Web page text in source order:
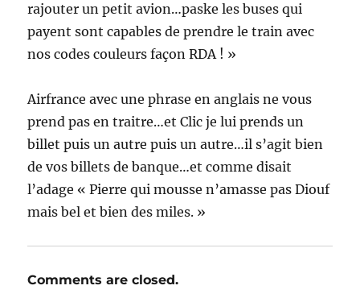
rajouter un petit avion…paske les buses qui
payent sont capables de prendre le train avec
nos codes couleurs façon RDA ! »
Airfrance avec une phrase en anglais ne vous
prend pas en traitre…et Clic je lui prends un
billet puis un autre puis un autre…il s’agit bien
de vos billets de banque…et comme disait
l’adage « Pierre qui mousse n’amasse pas Diouf
mais bel et bien des miles. »
Comments are closed.